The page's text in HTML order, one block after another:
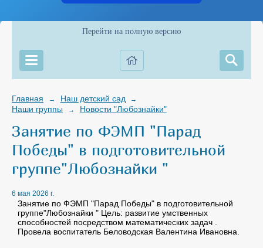
Перейти на полную версию
Главная → Наш детский сад →
Наши группы → Новости "Любознайки"
Занятие по ФЭМП "Парад
Победы" в подготовительной
группе"Любознайки "
6 мая 2026 г.
Занятие по ФЭМП "Парад Победы" в подготовительной
группе"Любознайки " Цель: развитие умственных
способностей посредством математических задач .
Провела воспитатель Беловодская Валентина Ивановна.